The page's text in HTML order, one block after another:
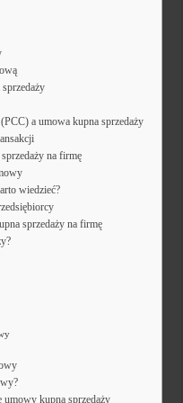
a umowa kupna sprzedaży
na firmę
wiedzieć?
sprzedaży na firmę
umowy kupna sprzedaży